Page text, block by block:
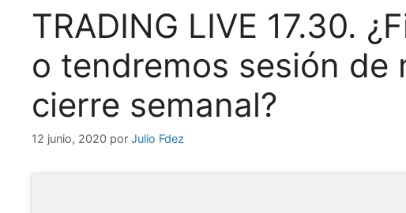
TRADING LIVE 17.30.
o tendremos sesión de
cierre semanal?
12 junio, 2020 por Julio Fdez